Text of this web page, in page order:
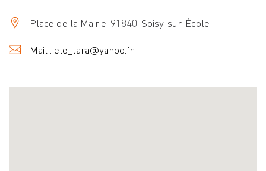
Place de la Mairie, 91840, Soisy-sur-École
Mail : ele_tara@yahoo.fr